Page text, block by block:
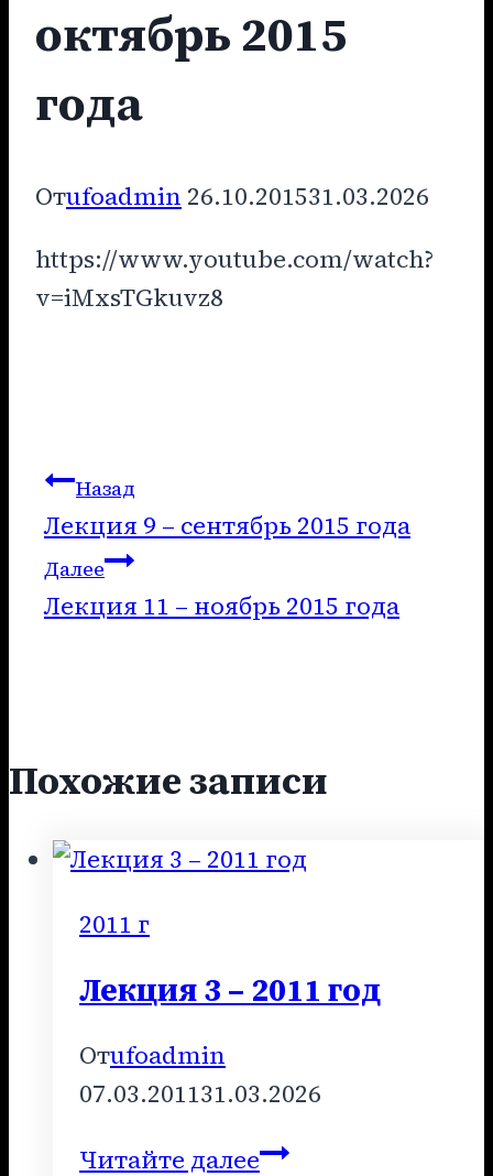
октябрь 2015
года
Отufoadmin 26.10.201531.03.2026
https://www.youtube.com/watch?
v=iMxsTGkuvz8
Навигация
по
записям
Назад
Лекция 9 – сентябрь 2015 года
Далее
Лекция 11 – ноябрь 2015 года
Похожие записи
2011 г
Лекция 3 – 2011 год
Отufoadmin
07.03.201131.03.2026
Читайте далееЛекция